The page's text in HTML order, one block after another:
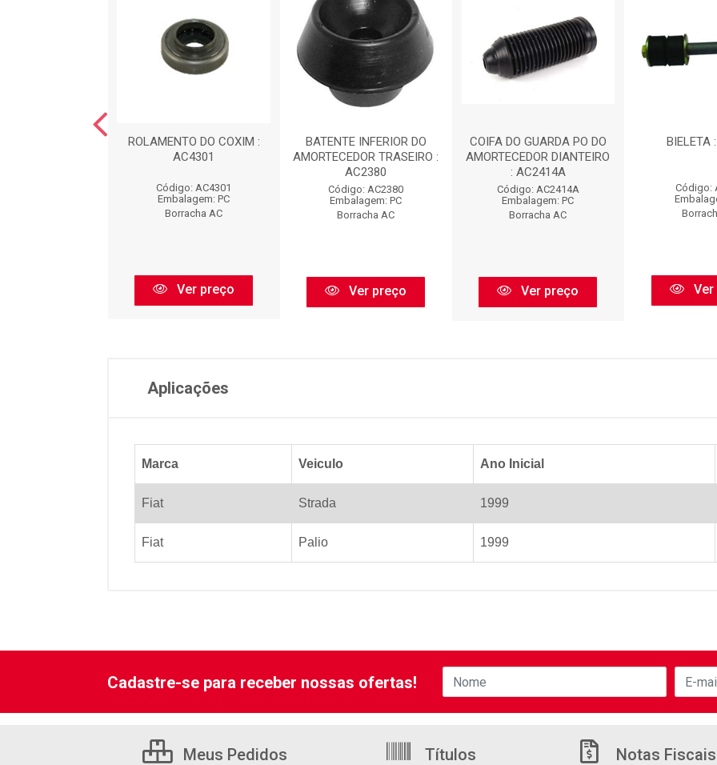
ROLAMENTO DO COXIM :
AC4301
Código: AC4301
Embalagem: PC
Borracha AC
Ver preço
BATENTE INFERIOR DO
AMORTECEDOR TRASEIRO :
AC2380
Código: AC2380
Embalagem: PC
Borracha AC
Ver preço
COIFA DO GUARDA PO DO
AMORTECEDOR DIANTEIRO
: AC2414A
Código: AC2414A
Embalagem: PC
Borracha AC
Ver preço
BIELETA
Código:
Ver
Aplicações
Marca Veiculo Ano Inicial
Fiat Strada 1999
Fiat Palio 1999
Cadastre-se para receber nossas ofertas!
Meus Pedidos Títulos Notas Fiscais